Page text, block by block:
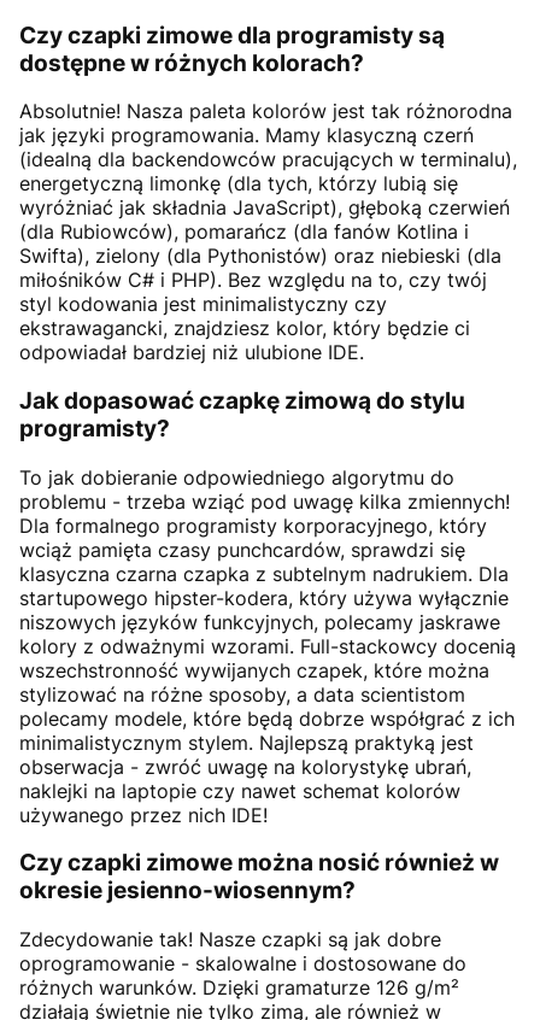
Czy czapki zimowe dla programisty są
dostępne w różnych kolorach?
Absolutnie! Nasza paleta kolorów jest tak różnorodna
jak języki programowania. Mamy klasyczną czerń
(idealną dla backendowców pracujących w terminalu),
energetyczną limonkę (dla tych, którzy lubią się
wyróżniać jak składnia JavaScript), głęboką czerwień
(dla Rubiowców), pomarańcz (dla fanów Kotlina i
Swifta), zielony (dla Pythonistów) oraz niebieski (dla
miłośników C# i PHP). Bez względu na to, czy twój
styl kodowania jest minimalistyczny czy
ekstrawagancki, znajdziesz kolor, który będzie ci
odpowiadał bardziej niż ulubione IDE.
Jak dopasować czapkę zimową do stylu
programisty?
To jak dobieranie odpowiedniego algorytmu do
problemu - trzeba wziąć pod uwagę kilka zmiennych!
Dla formalnego programisty korporacyjnego, który
wciąż pamięta czasy punchcardów, sprawdzi się
klasyczna czarna czapka z subtelnym nadrukiem. Dla
startupowego hipster-kodera, który używa wyłącznie
niszowych języków funkcyjnych, polecamy jaskrawe
kolory z odważnymi wzorami. Full-stackowcy docenią
wszechstronność wywijanych czapek, które można
stylizować na różne sposoby, a data scientistom
polecamy modele, które będą dobrze współgrać z ich
minimalistycznym stylem. Najlepszą praktyką jest
obserwacja - zwróć uwagę na kolorystykę ubrań,
naklejki na laptopie czy nawet schemat kolorów
używanego przez nich IDE!
Czy czapki zimowe można nosić również w
okresie jesienno-wiosennym?
Zdecydowanie tak! Nasze czapki są jak dobre
oprogramowanie - skalowalne i dostosowane do
różnych warunków. Dzięki gramaturze 126 g/m²
działają świetnie nie tylko zimą, ale również w